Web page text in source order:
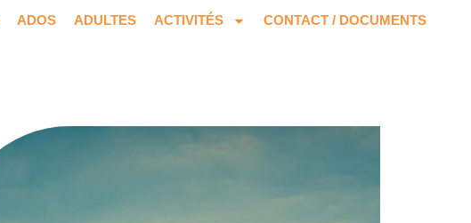
ADOS ADULTES ACTIVITÉS CONTACT / DOCUMENTS